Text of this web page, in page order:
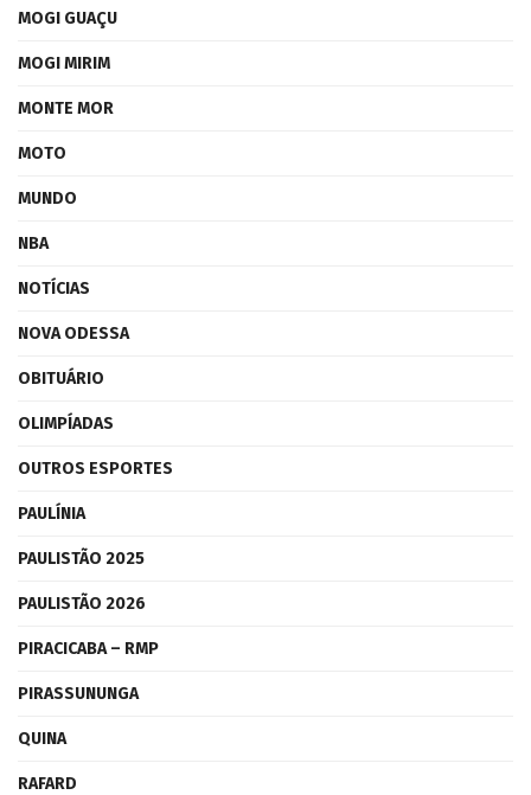
MOGI GUAÇU
MOGI MIRIM
MONTE MOR
MOTO
MUNDO
NBA
NOTÍCIAS
NOVA ODESSA
OBITUÁRIO
OLIMPÍADAS
OUTROS ESPORTES
PAULÍNIA
PAULISTÃO 2025
PAULISTÃO 2026
PIRACICABA – RMP
PIRASSUNUNGA
QUINA
RAFARD